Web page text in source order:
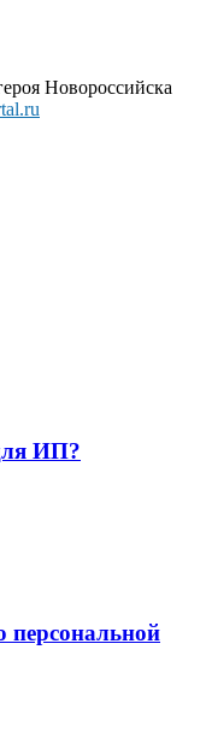
Новороссийска
ИП?
персональной